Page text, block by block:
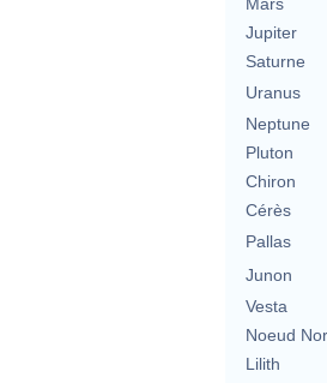
Mars
Jupiter
Saturne
Uranus
Neptune
Pluton
Chiron
Cérès
Pallas
Junon
Vesta
Noeud
Lilith